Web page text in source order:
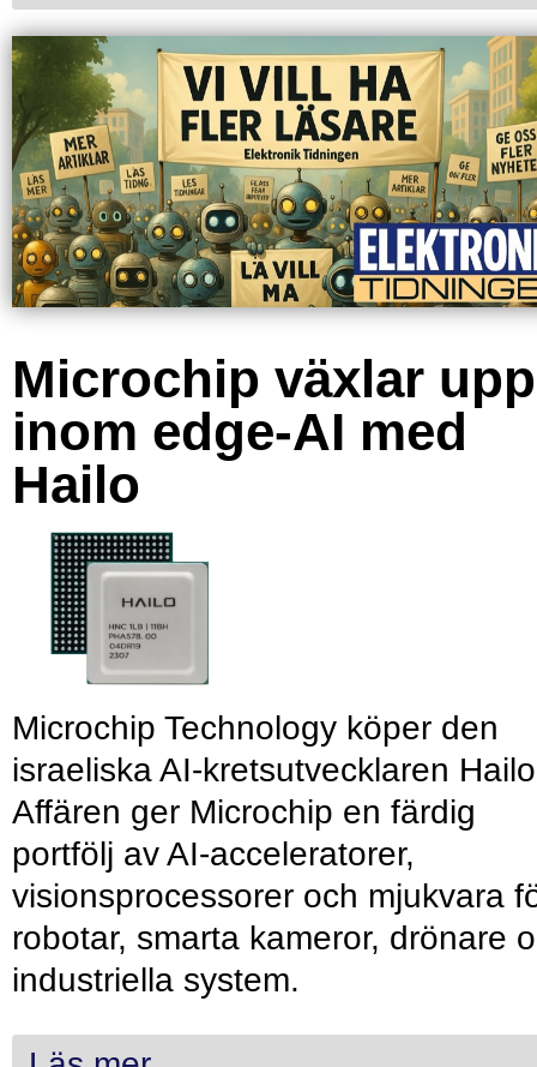
Microchip växlar upp
inom edge-AI med
Hailo
Microchip Technology köper den
israeliska AI-kretsutvecklaren
Affären ger Microchip en färdig
portfölj av AI-acceleratorer,
visionsprocessorer och mjukvara
robotar, smarta kameror, drönare
industriella system.